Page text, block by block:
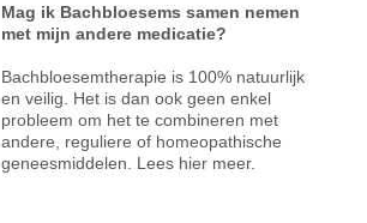
Mag ik Bachbloesems samen nemen
met mijn andere medicatie?
Bachbloesemtherapie is 100% natuurlijk
en veilig. Het is dan ook geen enkel
probleem om het te combineren met
andere, reguliere of homeopathische
geneesmiddelen. Lees hier meer.